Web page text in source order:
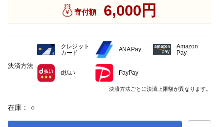
寄付額 6,000円
在庫： ○
決済方法
クレジット
カード
ANA Pay
Amazon
Pay
d払い PayPay
決済方法ごとに決済上限額が異なります。